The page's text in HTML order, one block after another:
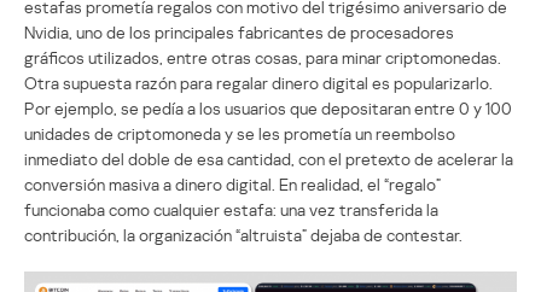
estafas prometía regalos con motivo del trigésimo aniversario de
Nvidia, uno de los principales fabricantes de procesadores
gráficos utilizados, entre otras cosas, para minar criptomonedas.
Otra supuesta razón para regalar dinero digital es popularizarlo.
Por ejemplo, se pedía a los usuarios que depositaran entre 0 y 100
unidades de criptomoneda y se les prometía un reembolso
inmediato del doble de esa cantidad, con el pretexto de acelerar la
conversión masiva a dinero digital. En realidad, el “regalo”
funcionaba como cualquier estafa: una vez transferida la
contribución, la organización “altruista” dejaba de contestar.